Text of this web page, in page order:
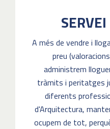
A més de vendre i
preu
administrem
tràmits i peritatges
diferents
d'Arquitectura,
ocupem de tot,